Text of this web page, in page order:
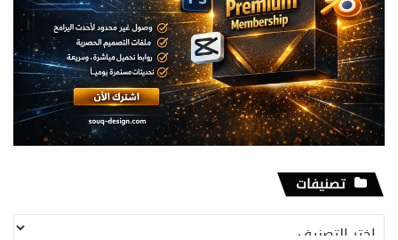
تصنيفات
تصنيفات